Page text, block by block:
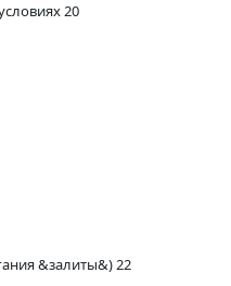
20
&залиты&) 22